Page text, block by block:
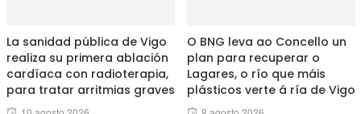
La sanidad pública de Vigo
realiza su primera ablación
cardíaca con radioterapia,
para tratar arritmias graves
Posted
O BNG leva ao Concello un
plan para recuperar o
Lagares, o río que máis
plásticos verte á ría de Vigo
Posted